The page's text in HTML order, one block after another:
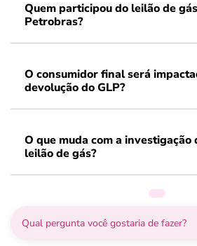
Quem participou do leilão de
Petrobras?
O consumidor final será
devolução do GLP?
O que muda com a investigação
leilão de gás?